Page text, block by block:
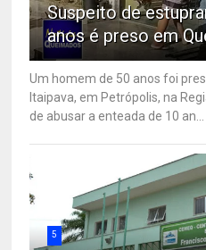
Suspeito de
anos é preso em
Um homem de 50 anos foi
Itaipava, em Petrópolis, na
de abusar a enteada de 10 an...
5